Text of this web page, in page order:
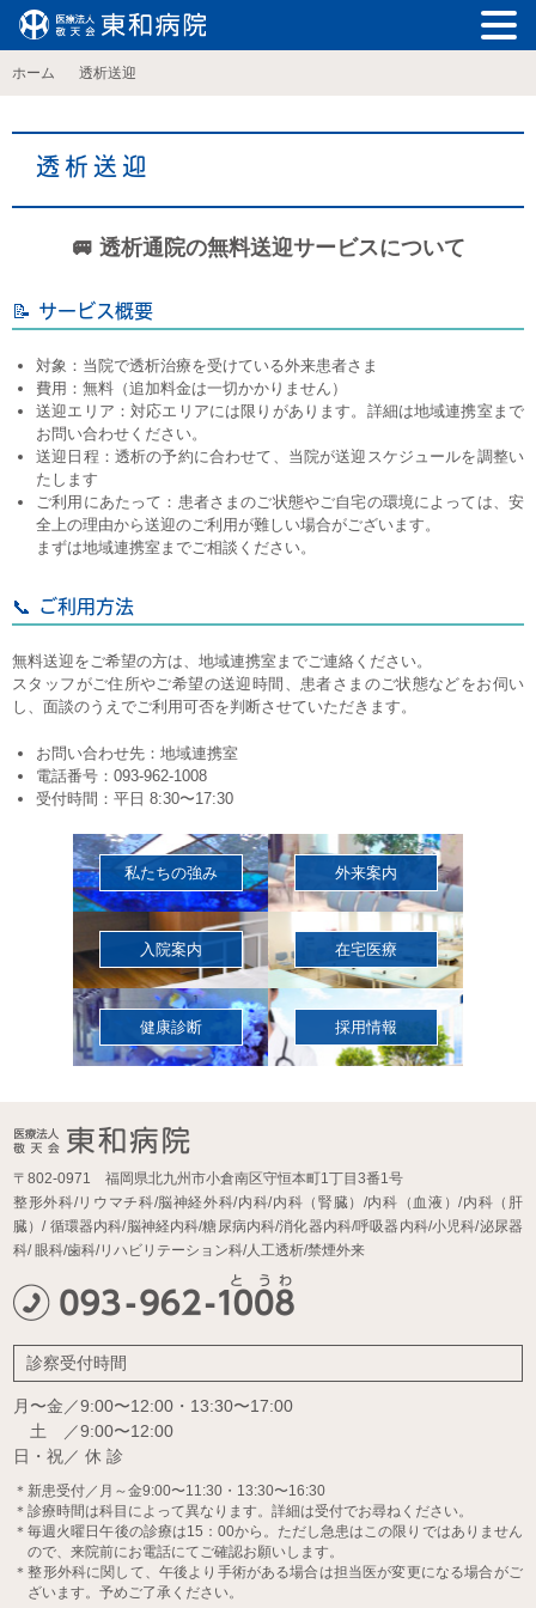
ホーム 透析送迎
透析送迎
🚐 透析通院の無料送迎サービスについて
📝 サービス概要
対象：当院で透析治療を受けている外来患者さま
費用：無料（追加料金は一切かかりません）
送迎エリア：対応エリアには限りがあります。詳細は地域連携室まで
お問い合わせください。
送迎日程：透析の予約に合わせて、当院が送迎スケジュールを調整い
たします
ご利用にあたって：患者さまのご状態やご自宅の環境によっては、安
全上の理由から送迎のご利用が難しい場合がございます。
まずは地域連携室までご相談ください。
📞 ご利用方法
無料送迎をご希望の方は、地域連携室までご連絡ください。
スタッフがご住所やご希望の送迎時間、患者さまのご状態などをお伺い
し、面談のうえでご利用可否を判断させていただきます。
お問い合わせ先：地域連携室
電話番号：093-962-1008
受付時間：平日 8:30〜17:30
私たちの強み 外来案内
入院案内 在宅医療
健康診断 採用情報
〒802-0971 福岡県北九州市小倉南区守恒本町1丁目3番1号
整形外科/リウマチ科/脳神経外科/内科/内科（腎臓）/内科（血液）/内科（肝
臓）/循環器内科/脳神経内科/糖尿病内科/消化器内科/呼吸器内科/小児科/泌尿器
科/眼科/歯科/リハビリテーション科/人工透析/禁煙外来
診察受付時間
月〜金／9:00〜12:00・13:30〜17:00
土 ／9:00〜12:00
日・祝／ 休 診
＊新患受付／月～金9:00〜11:30・13:30〜16:30
＊診療時間は科目によって異なります。詳細は受付でお尋ねください。
＊毎週火曜日午後の診療は15：00から。ただし急患はこの限りではありません
ので、来院前にお電話にてご確認お願いします。
＊整形外科に関して、午後より手術がある場合は担当医が変更になる場合がご
ざいます。予めご了承ください。